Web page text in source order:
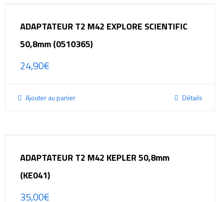
ADAPTATEUR T2 M42 EXPLORE SCIENTIFIC
50,8mm (0510365)
24,90€
Ajouter au panier Détails
ADAPTATEUR T2 M42 KEPLER 50,8mm
(KE041)
35,00€